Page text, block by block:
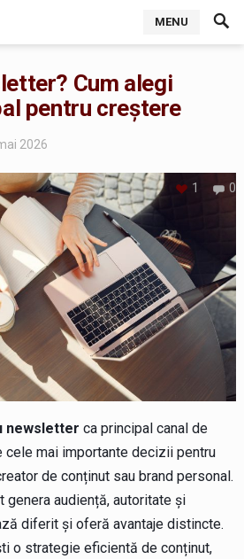
MENU
Cum alegi
pentru creștere
2026
0
1
newsletter ca principal canal de
cele mai importante decizii pentru
de conținut sau brand personal.
audiență, autoritate și
diferit și oferă avantaje distincte.
o strategie eficientă de conținut,